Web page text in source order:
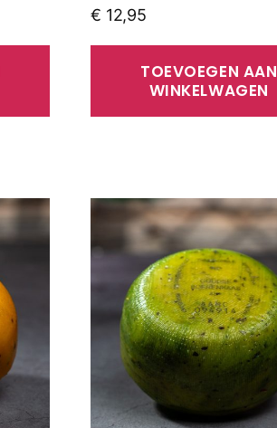
€ 12,95
TOEVOEGEN AAN
WINKELWAGEN